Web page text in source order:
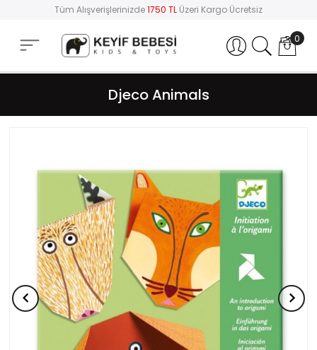
Tüm Alışverişlerinizde1750 TL Üzeri Kargo Ücretsiz
Hesabım 0
Djeco Animals